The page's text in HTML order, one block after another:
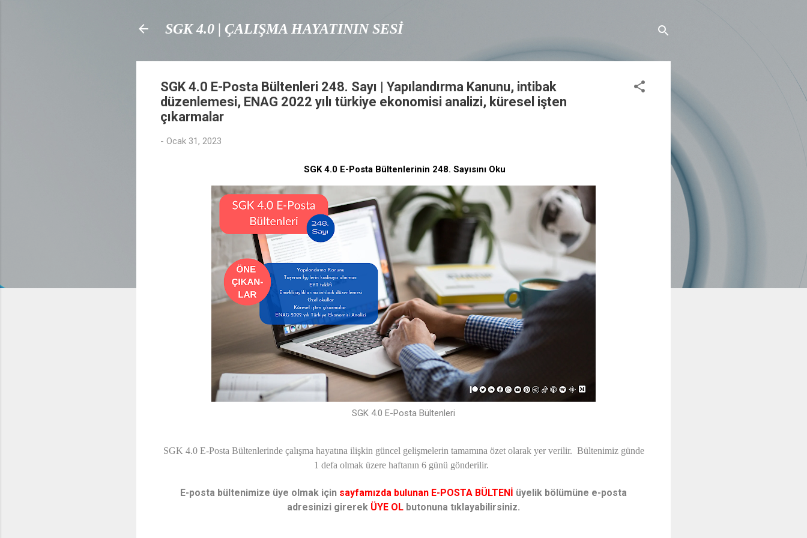
SGK 4.0 | ÇALIŞMA HAYATININ SESİ
SGK 4.0 E-Posta Bültenleri 248. Sayı | Yapılandırma Kanunu, intibak
düzenlemesi, ENAG 2022 yılı türkiye ekonomisi analizi, küresel işten
çıkarmalar
- Ocak 31, 2023
SGK 4.0 E-Posta Bültenlerinin 248. Sayısını Oku
SGK 4.0 E-Posta Bültenleri
SGK 4.0 E-Posta Bültenlerinde çalışma hayatına ilişkin güncel gelişmelerin tamamına özet olarak yer verilir. Bültenimiz günde
1 defa olmak üzere haftanın 6 günü gönderilir.
E-posta bültenimize üye olmak için sayfamızda bulunan E-POSTA BÜLTENİ üyelik bölümüne e-posta
adresinizi girerek ÜYE OL butonuna tıklayabilirsiniz.